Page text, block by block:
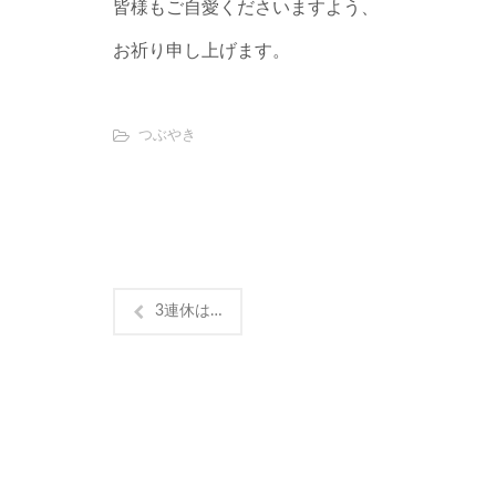
皆様もご自愛くださいますよう、
お祈り申し上げます。
つぶやき
3連休は…